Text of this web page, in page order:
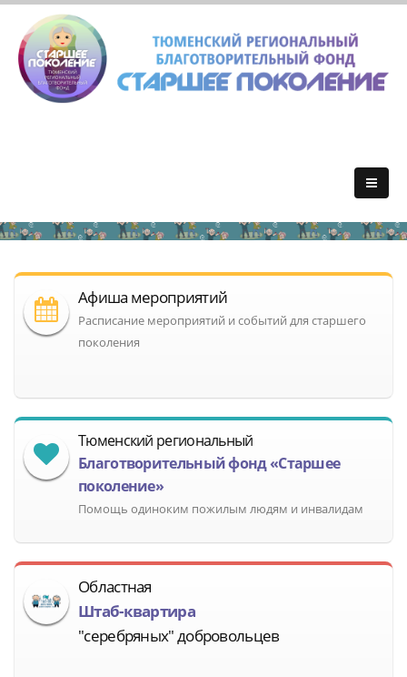
Афиша мероприятий
Расписание мероприятий и событий для старшего
поколения
Тюменский региональный
Благотворительный фонд «Старшее
поколение»
Помощь одиноким пожилым людям и инвалидам
Областная
Штаб-квартира
"серебряных" добровольцев